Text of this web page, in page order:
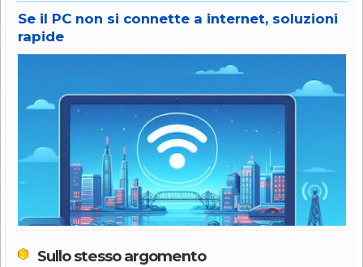
Se il PC non si connette a internet, soluzioni
rapide
Sullo stesso argomento